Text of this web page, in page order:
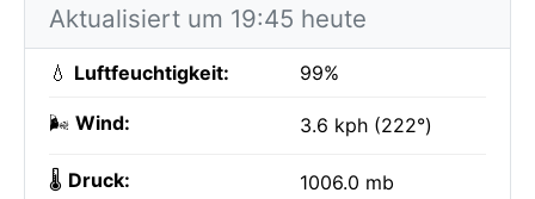
Aktualisiert um 19:45 heute
💧 Luftfeuchtigkeit: 99%
🌬️ Wind: 3.6 kph (222°)
🌡️ Druck: 1006.0 mb